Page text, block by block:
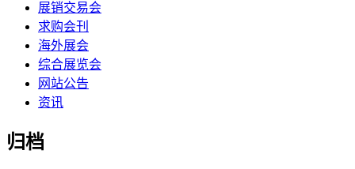
展销交易会
求购会刊
海外展会
综合展览会
网站公告
资讯
归档